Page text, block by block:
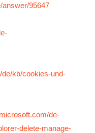
answer/95647
kb/cookies-und-
de-
delete-manage-